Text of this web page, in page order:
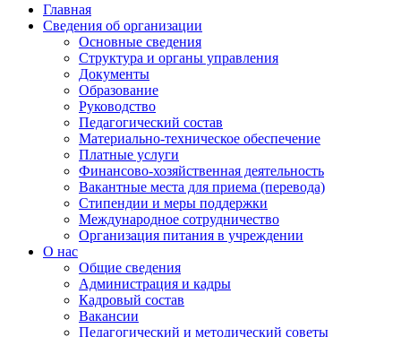
Главная
Сведения об организации
Основные сведения
Структура и органы управления
Документы
Образование
Руководство
Педагогический состав
Материально-техническое обеспечение
Платные услуги
Финансово-хозяйственная деятельность
Вакантные места для приема (перевода)
Стипендии и меры поддержки
Международное сотрудничество
Организация питания в учреждении
О нас
Общие сведения
Администрация и кадры
Кадровый состав
Вакансии
Педагогический и методический советы